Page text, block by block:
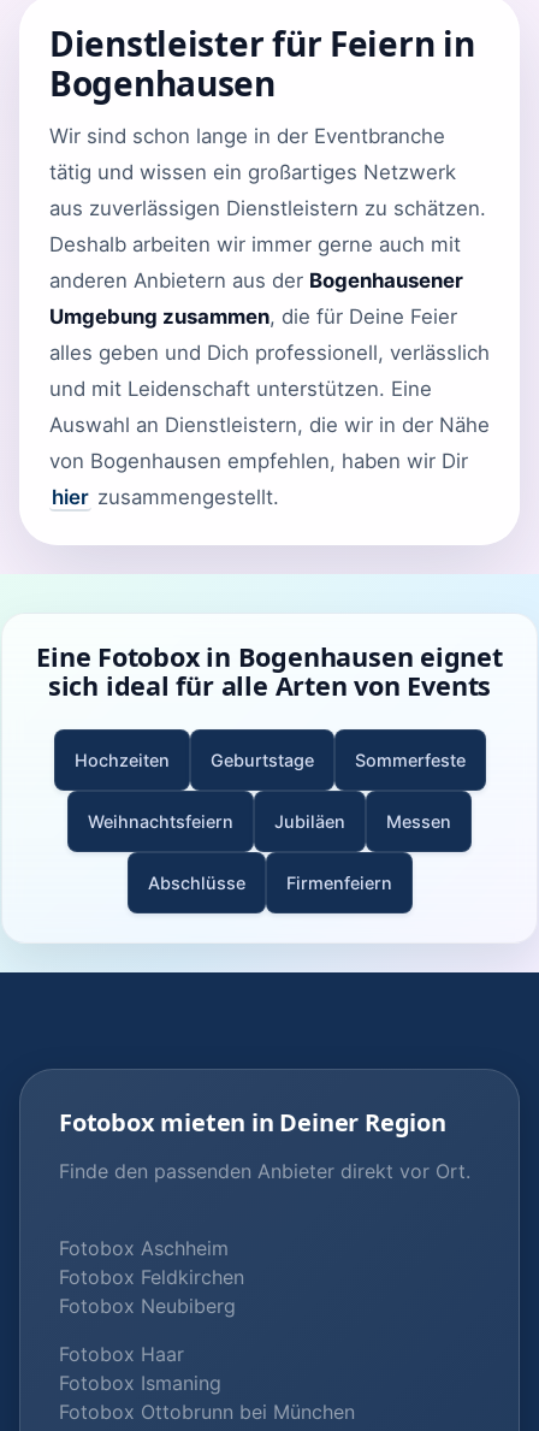
Dienstleister für Feiern in
Bogenhausen
Wir sind schon lange in der Eventbranche
tätig und wissen ein großartiges Netzwerk
aus zuverlässigen Dienstleistern zu schätzen.
Deshalb arbeiten wir immer gerne auch mit
anderen Anbietern aus der Bogenhausener
Umgebung zusammen, die für Deine Feier
alles geben und Dich professionell, verlässlich
und mit Leidenschaft unterstützen. Eine
Auswahl an Dienstleistern, die wir in der Nähe
von Bogenhausen empfehlen, haben wir Dir
hier zusammengestellt.
Eine Fotobox in Bogenhausen eignet
sich ideal für alle Arten von Events
Hochzeiten Geburtstage Sommerfeste
Weihnachtsfeiern Jubiläen Messen
Abschlüsse Firmenfeiern
Fotobox mieten in Deiner Region
Finde den passenden Anbieter direkt vor Ort.
Fotobox Aschheim
Fotobox Feldkirchen
Fotobox Neubiberg
Fotobox Haar
Fotobox Ismaning
Fotobox Ottobrunn bei München